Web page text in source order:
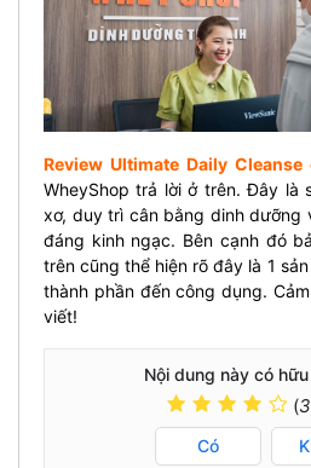
Review Ultimate Daily
WheyShop trả lời ở trên. Đây là
xơ, duy trì cân bằng dinh dưỡng
đáng kinh ngạc. Bên cạnh đó
trên cũng thể hiện rõ đây là 1
thành phần đến công dụng.
viết!
Nội dung này có
(
Có